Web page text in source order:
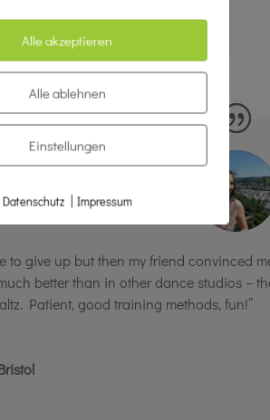
to give up but then my friend convinced
better than in other dance studios –
Patient, good training methods, fun!”
Alle akzeptieren
Alle ablehnen
Einstellungen
Datenschutz| Impressum